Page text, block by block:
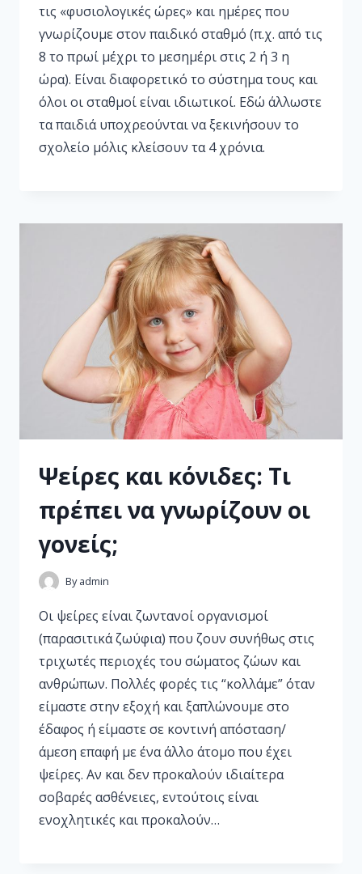
τις «φυσιολογικές ώρες» και ημέρες που
γνωρίζουμε στον παιδικό σταθμό (π.χ. από τις
8 το πρωί μέχρι το μεσημέρι στις 2 ή 3 η
ώρα). Είναι διαφορετικό το σύστημα τους και
όλοι οι σταθμοί είναι ιδιωτικοί. Εδώ άλλωστε
τα παιδιά υποχρεούνται να ξεκινήσουν το
σχολείο μόλις κλείσουν τα 4 χρόνια.
Ψείρες και κόνιδες: Τι
πρέπει να γνωρίζουν οι
γονείς;
By admin
Οι ψείρες είναι ζωντανοί οργανισμοί
(παρασιτικά ζωύφια) που ζουν συνήθως στις
τριχωτές περιοχές του σώματος ζώων και
ανθρώπων. Πολλές φορές τις “κολλάμε” όταν
είμαστε στην εξοχή και ξαπλώνουμε στο
έδαφος ή είμαστε σε κοντινή απόσταση/
άμεση επαφή με ένα άλλο άτομο που έχει
ψείρες. Αν και δεν προκαλούν ιδιαίτερα
σοβαρές ασθένειες, εντούτοις είναι
ενοχλητικές και προκαλούν…